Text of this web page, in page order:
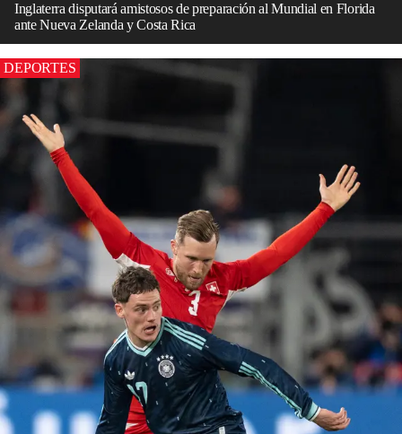
Inglaterra disputará amistosos de preparación al Mundial en Florida
ante Nueva Zelanda y Costa Rica
DEPORTES